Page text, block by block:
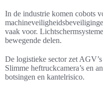
In de industrie komen cobots
vaak voor.
bewegende delen.
De logistieke sector zet
Slimme heftruckcamera’s en
botsingen en kantelrisico.